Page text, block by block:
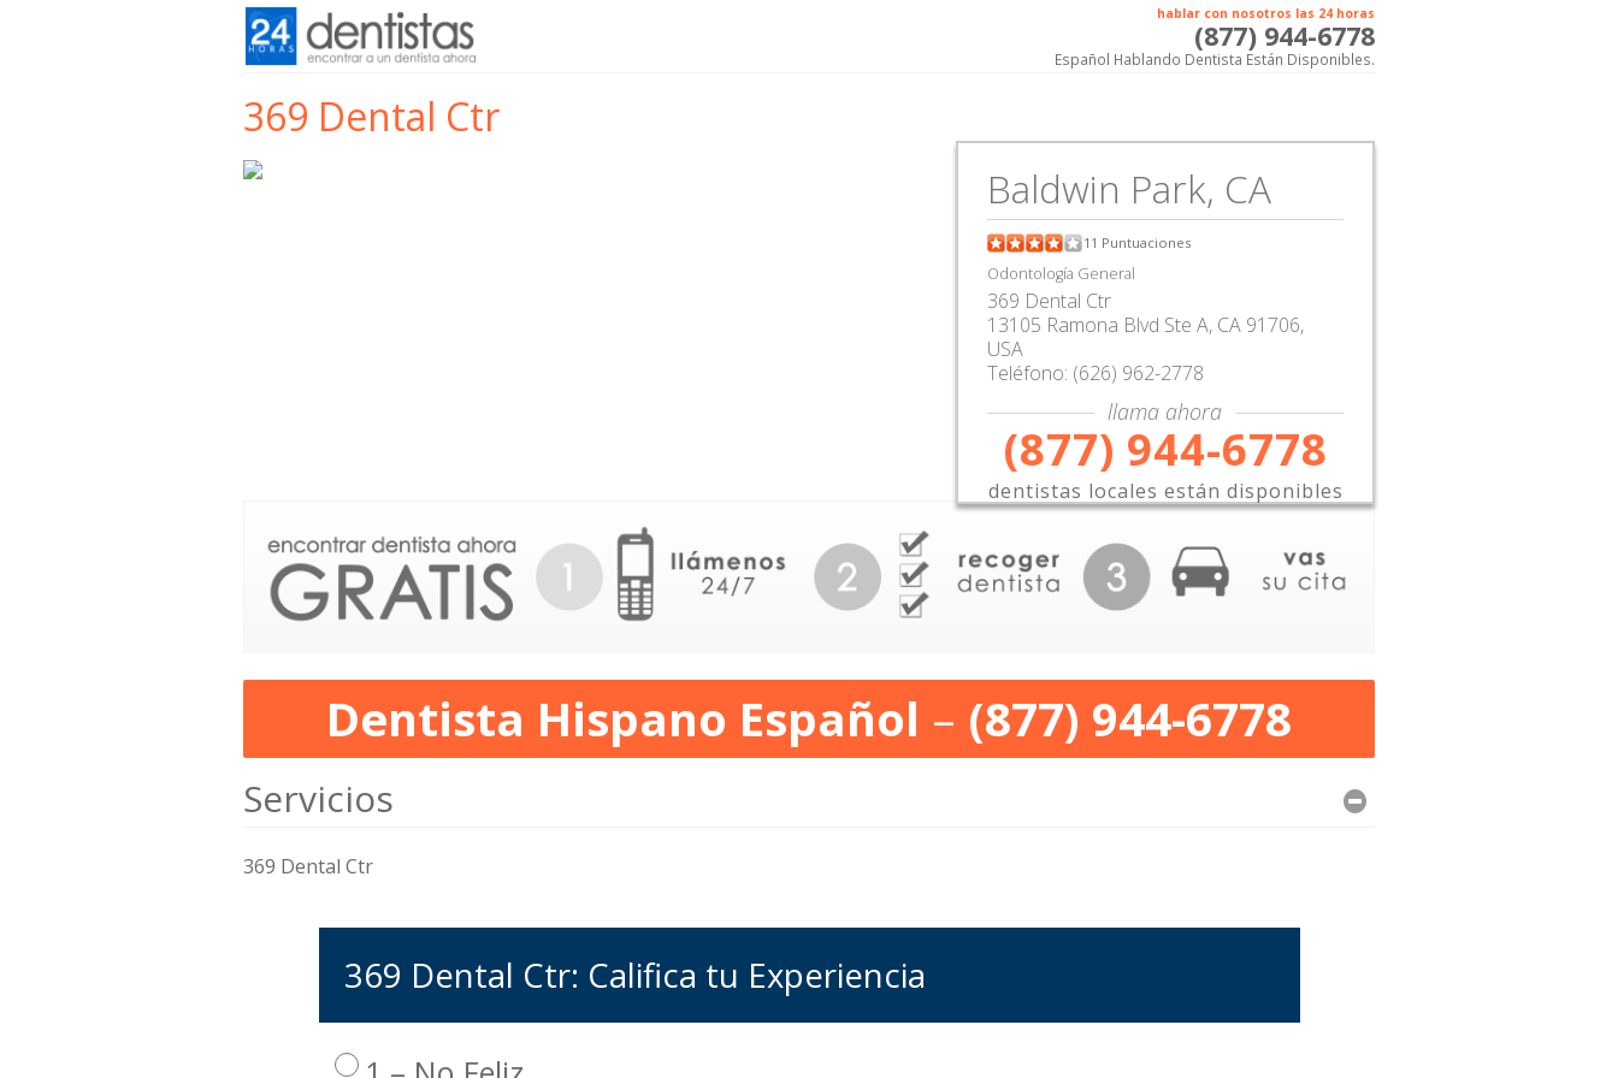
hablar con nosotros las 24 horas
(877) 944-6778
Español Hablando Dentista Están Disponibles.
369 Dental Ctr
Baldwin Park, CA
11 Puntuaciones
Odontología General
369 Dental Ctr
13105 Ramona Blvd Ste A, CA 91706,
USA
Teléfono: (626) 962-2778
llama ahora
(877) 944-6778
dentistas locales están disponibles
Dentista Hispano Español – (877) 944-6778
Servicios
369 Dental Ctr
369 Dental Ctr: Califica tu Experiencia